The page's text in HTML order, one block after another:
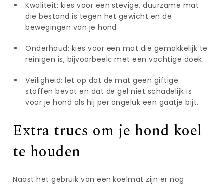
Kwaliteit: kies voor een stevige, duurzame mat
die bestand is tegen het gewicht en de
bewegingen van je hond.
Onderhoud: kies voor een mat die gemakkelijk te
reinigen is, bijvoorbeeld met een vochtige doek.
Veiligheid: let op dat de mat geen giftige
stoffen bevat en dat de gel niet schadelijk is
voor je hond als hij per ongeluk een gaatje bijt.
Extra trucs om je hond koel
te houden
Naast het gebruik van een koelmat zijn er nog